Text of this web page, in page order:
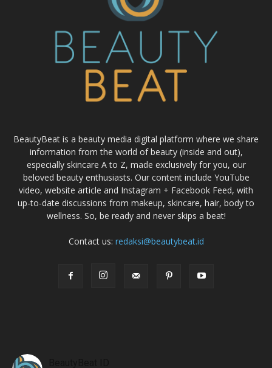
BeautyBeat is a beauty media digital platform where we share
information from the world of beauty (inside and out),
especially skincare A to Z, made exclusively for you, our
beloved beauty enthusiasts. Our content include YouTube
video, website article and Instagram + Facebook Feed, with
up-to-date discussions from makeup, skincare, hair, body to
wellness. So, be ready and never skips a beat!
Contact us: redaksi@beautybeat.id